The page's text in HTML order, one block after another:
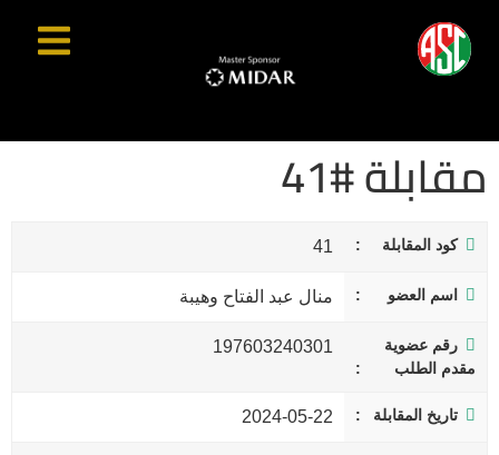
مقابلة #41
كود المقابلة 41
اسم العضو منال عبد الفتاح وهيبة
رقم عضوية
مقدم الطلب
197603240301
تاريخ المقابلة 2024-05-22